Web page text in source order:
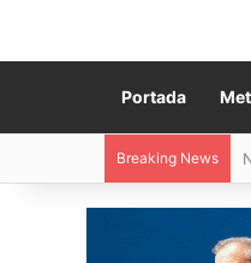
Portada
Breaking News